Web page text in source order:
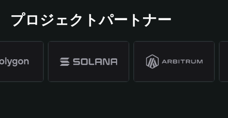
プロジェクトパートナー